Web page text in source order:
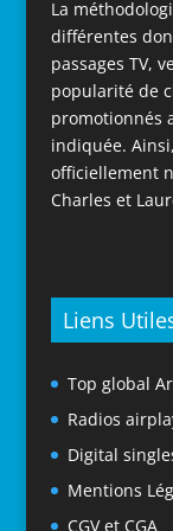
La
différentes
passages TV,
popularité de
promotionnés
indiquée.
officiellement
Charles et
Liens
Top global
Radios
Digital
Mentions
CGV et CGA